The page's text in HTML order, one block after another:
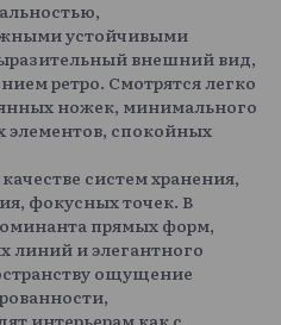
устойчивыми
внешний вид,
ретро. Смотрятся легко
ножек, минимального
элементов, спокойных
систем хранения,
фокусных точек. В
прямых форм,
линий и элегантного
ощущение
интерьерам как с